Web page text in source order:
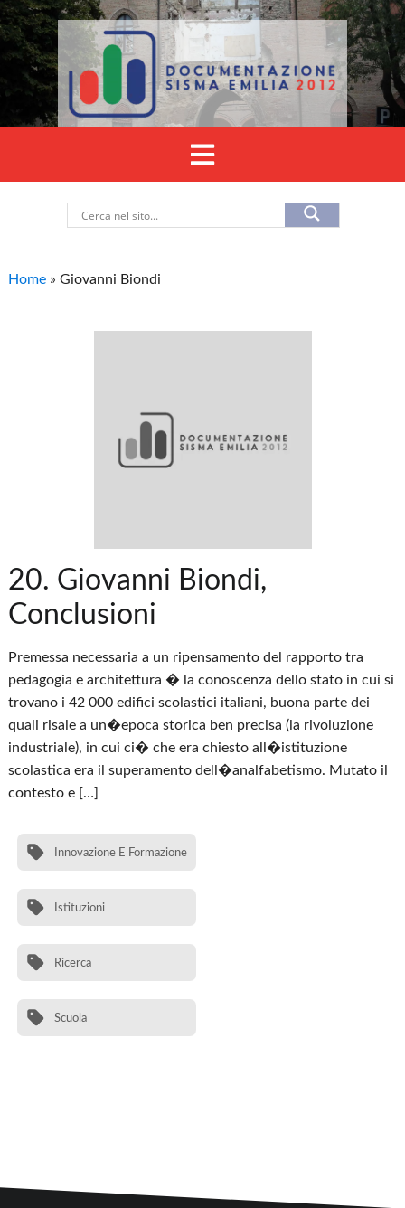
Home »Giovanni Biondi
20. Giovanni Biondi,
Conclusioni
Premessa necessaria a un ripensamento del rapporto tra
pedagogia e architettura � la conoscenza dello stato in cui si
trovano i 42 000 edifici scolastici italiani, buona parte dei
quali risale a un�epoca storica ben precisa (la rivoluzione
industriale), in cui ci� che era chiesto all�istituzione
scolastica era il superamento dell�analfabetismo. Mutato il
contesto e […]
Innovazione E Formazione
Istituzioni
Ricerca
Scuola